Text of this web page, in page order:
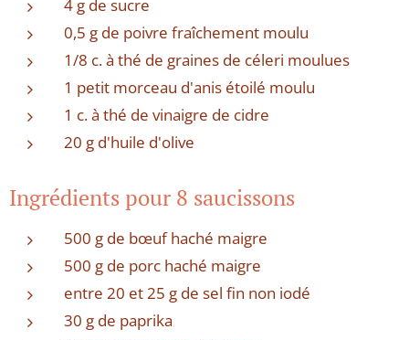
4 g de sucre
0,5 g de poivre fraîchement moulu
1/8 c. à thé de graines de céleri moulues
1 petit morceau d'anis étoilé moulu
1 c. à thé de vinaigre de cidre
20 g d'huile d'olive
Ingrédients pour 8 saucissons
500 g de bœuf haché maigre
500 g de porc haché maigre
entre 20 et 25 g de sel fin non iodé
30 g de paprika